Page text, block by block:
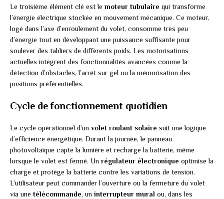
Le troisième élément clé est le moteur tubulaire qui transforme
l’énergie électrique stockée en mouvement mécanique. Ce moteur,
logé dans l’axe d’enroulement du volet, consomme très peu
d’énergie tout en développant une puissance suffisante pour
soulever des tabliers de différents poids. Les motorisations
actuelles intègrent des fonctionnalités avancées comme la
détection d’obstacles, l’arrêt sur gel ou la mémorisation des
positions préférentielles.
Cycle de fonctionnement quotidien
Le cycle opérationnel d’un volet roulant solaire suit une logique
d’efficience énergétique. Durant la journée, le panneau
photovoltaïque capte la lumière et recharge la batterie, même
lorsque le volet est fermé. Un régulateur électronique optimise la
charge et protège la batterie contre les variations de tension.
L’utilisateur peut commander l’ouverture ou la fermeture du volet
via une télécommande, un interrupteur mural ou, dans les